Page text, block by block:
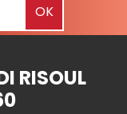
RISOUL